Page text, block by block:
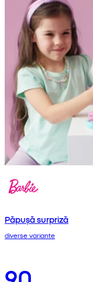
Păpușă surpriză
diverse variante